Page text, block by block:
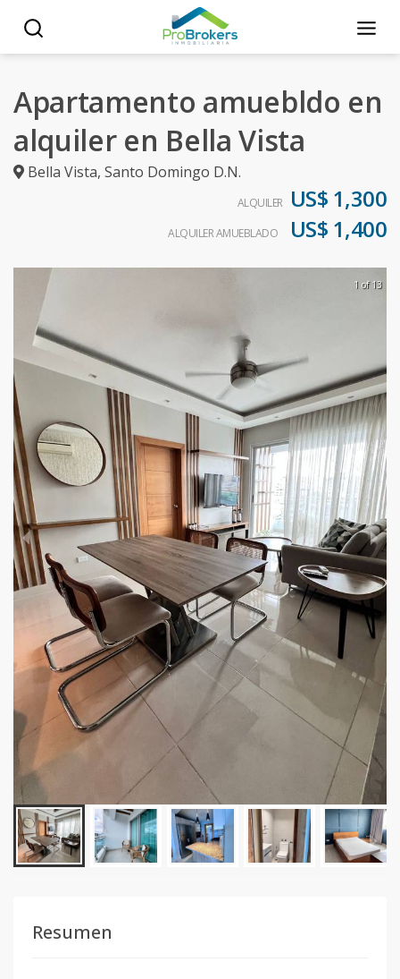
Apartamento amuebldo en
alquiler en Bella Vista
Bella Vista, Santo Domingo D.N.
ALQUILER US$ 1,300
ALQUILER AMUEBLADO US$ 1,400
1 of 13
Resumen